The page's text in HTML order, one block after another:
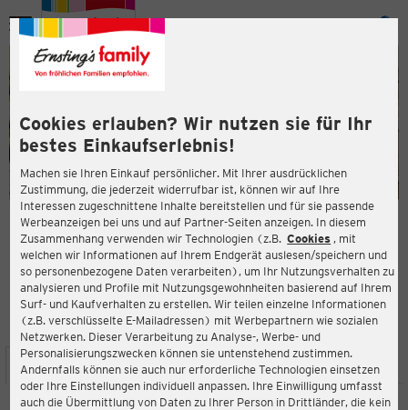
Cookies erlauben? Wir nutzen sie für Ihr
bestes Einkaufserlebnis!
Machen sie Ihren Einkauf persönlicher. Mit Ihrer ausdrücklichen
Zustimmung, die jederzeit widerrufbar ist, können wir auf Ihre
Interessen zugeschnittene Inhalte bereitstellen und für sie passende
Werbeanzeigen bei uns und auf Partner-Seiten anzeigen. In diesem
Zusammenhang verwenden wir Technologien (z.B. Cookies , mit
welchen wir Informationen auf Ihrem Endgerät auslesen/speichern und
so personenbezogene Daten verarbeiten), um Ihr Nutzungsverhalten zu
analysieren und Profile mit Nutzungsgewohnheiten basierend auf Ihrem
Surf- und Kaufverhalten zu erstellen. Wir teilen einzelne Informationen
(z.B. verschlüsselte E-Mailadressen) mit Werbepartnern wie sozialen
Netzwerken. Dieser Verarbeitung zu Analyse-, Werbe- und
Personalisierungszwecken können sie untenstehend zustimmen.
Andernfalls können sie auch nur erforderliche Technologien einsetzen
oder Ihre Einstellungen individuell anpassen. Ihre Einwilligung umfasst
auch die Übermittlung von Daten zu Ihrer Person in Drittländer, die kein
Menü
ERNSTING'S FAMILY FILIALE
Lange Straße 10
24306 Plön
3,8
Bewertung:
STANDORT SERVICES SORTIMENT AKTIONEN